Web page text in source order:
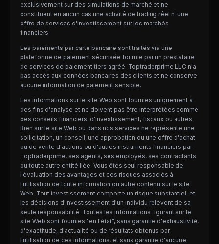
exclusivement sur des simulations de marché et ne
constituent en aucun cas une activité de trading réel ni une
offre de services d'investissement sur les marchés
financiers.
Les paiements par carte bancaire sont traités via une
plateforme de paiement sécurisée fournie par un prestataire
de services de paiement tiers agréé. Toptraderprime LLC n'a
pas accès aux données bancaires des clients et ne conserve
aucune information de paiement sensible.
Les informations sur le site Web sont fournies uniquement à
des fins d'analyse et ne doivent pas être interprétées comme
des conseils financiers, d'investissement, fiscaux ou autres.
Rien sur le site Web ou dans nos services ne représente une
sollicitation, un conseil, une approbation ou une offre d'achat
ou de vente d'actions ou d'autres instruments financiers par
Toptraderprime, ses agents, ses employés, ses contractants
ou toute autre entité liée. Vous êtes seul responsable de
l'évaluation des avantages et des risques associés à
l'utilisation de toute information ou autre contenu sur le site
Web. Tout investissement comporte un risque substantiel, et
les décisions d'investissement d'un individu relèvent de sa
seule responsabilité. Toutes les informations figurant sur le
site Web sont fournies "en l'état", sans garantie d'exhaustivité,
d'exactitude, d'actualité ou de résultats obtenus par
l'utilisation de ces informations, et sans garantie d'aucune